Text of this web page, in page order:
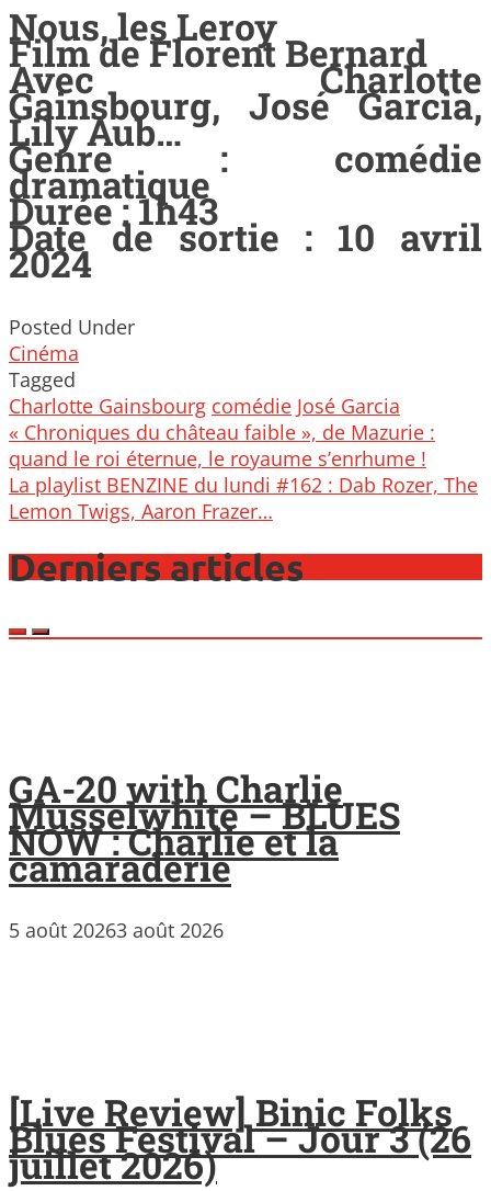
Nous, les Leroy
Film de Florent Bernard
Avec Charlotte
Gainsbourg, José Garcia,
Lily Aub…
Genre : comédie
dramatique
Durée : 1h43
Date de sortie : 10 avril
2024
Posted Under
Cinéma
Tagged
Charlotte Gainsbourg comédie José Garcia
Post
navigation
« Chroniques du château faible », de Mazurie :
quand le roi éternue, le royaume s’enrhume !
La playlist BENZINE du lundi #162 : Dab Rozer, The
Lemon Twigs, Aaron Frazer…
Derniers articles
GA-20 with Charlie
Musselwhite – BLUES
NOW : Charlie et la
camaraderie
5 août 20263 août 2026
[Live Review] Binic Folks
Blues Festival – Jour 3 (26
juillet 2026)